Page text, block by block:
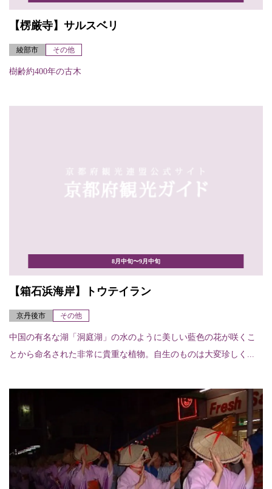
【楞厳寺】サルスベリ
綾部市 その他
樹齢約400年の古木
8月中旬〜9月中旬
【箱石浜海岸】トウテイラン
京丹後市 その他
中国の有名な湖「洞庭湖」の水のように美しい藍色の花が咲くこ
とから命名された非常に貴重な植物。自生のものは大変珍しく...